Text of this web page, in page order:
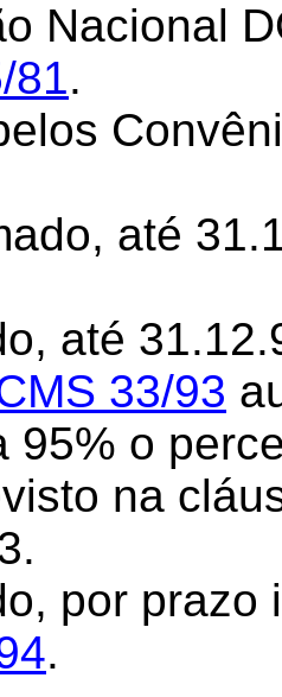
Nacional
81.
até
até
33/93
95% o
na
por
.